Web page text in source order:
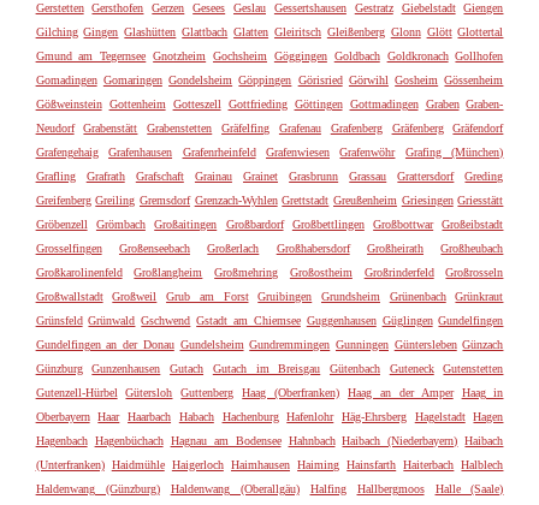
Gerstetten
Gersthofen Gerzen Gesees Geslau Gessertshausen Gestratz Giebelstadt
Giengen
Gilching Gingen Glashütten Glattbach Glatten Gleiritsch Gleißenberg Glonn Glött Glottertal
Gmund am Tegernsee Gnotzheim Gochsheim Göggingen Goldbach Goldkronach Gollhofen
Gomadingen Gomaringen Gondelsheim Göppingen Görisried Görwihl Gosheim Gössenheim
Gößweinstein Gottenheim Gotteszell Gottfrieding Göttingen Gottmadingen Graben Graben-
Neudorf
Grabenstätt Grabenstetten Gräfelfing Grafenau Grafenberg Gräfenberg
Gräfendorf
Grafengehaig
Grafenhausen Grafenrheinfeld Grafenwiesen Grafenwöhr
Grafing (München)
Grafling
Grafrath Grafschaft Grainau Grainet Grasbrunn Grassau Grattersdorf
Greding
Greifenberg Greiling Gremsdorf Grenzach-Wyhlen Grettstadt Greußenheim Griesingen Griesstätt
Gröbenzell
Grömbach Großaitingen Großbardorf Großbettlingen Großbottwar
Großeibstadt
Grosselfingen
Großenseebach Großerlach Großhabersdorf Großheirath
Großheubach
Großkarolinenfeld
Großlangheim Großmehring Großostheim Großrinderfeld
Großrosseln
Großwallstadt
Großweil Grub am Forst Gruibingen Grundsheim Grünenbach
Grünkraut
Grünsfeld Grünwald Gschwend Gstadt am Chiemsee Guggenhausen Güglingen Gundelfingen
Gundelfingen an der Donau Gundelsheim Gundremmingen Gunningen Güntersleben Günzach
Günzburg
Gunzenhausen Gutach Gutach im Breisgau Gütenbach Guteneck
Gutenstetten
Gutenzell-Hürbel
Gütersloh Guttenberg Haag (Oberfranken) Haag an der Amper
Haag in
Oberbayern
Haar Haarbach Habach Hachenburg Hafenlohr Häg-Ehrsberg Hagelstadt
Hagen
Hagenbach Hagenbüchach Hagnau am Bodensee Hahnbach Haibach (Niederbayern) Haibach
(Unterfranken) Haidmühle Haigerloch Haimhausen Haiming Hainsfarth Haiterbach Halblech
Haldenwang (Günzburg)
Haldenwang (Oberallgäu) Halfing Hallbergmoos
Halle (Saale)